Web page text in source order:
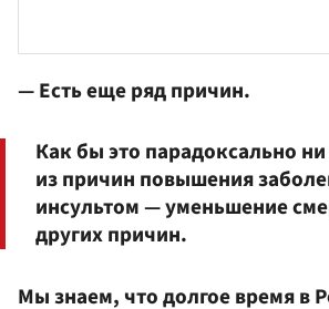
— Есть еще ряд причин.
Как бы это парадоксально
из причин повышения
инсультом — уменьшение
других причин.
Мы знаем, что долгое время в